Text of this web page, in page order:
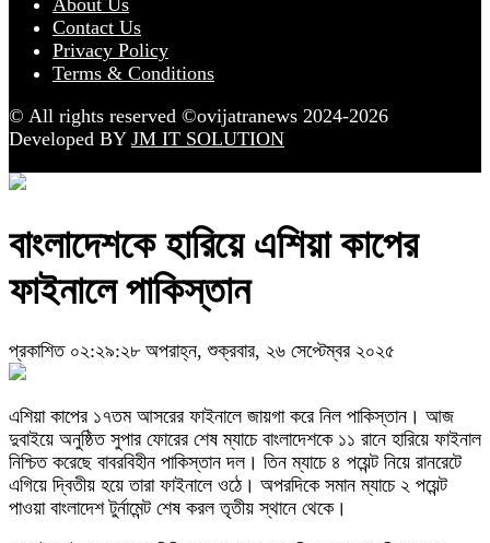
Contact Us
Privacy Policy
Terms & Conditions
© All rights reserved ©ovijatranews 2024-2026
Developed BY JM IT SOLUTION
বাংলাদেশকে হারিয়ে এশিয়া কাপের
ফাইনালে পাকিস্তান
প্রকাশিত ০২:২৯:২৮ অপরাহ্ন, শুক্রবার, ২৬ সেপ্টেম্বর ২০২৫
এশিয়া কাপের ১৭তম আসরের ফাইনালে জায়গা করে নিল পাকিস্তান। আজ
দুবাইয়ে অনুষ্ঠিত সুপার ফোরের শেষ ম্যাচে বাংলাদেশকে ১১ রানে হারিয়ে ফাইনাল
নিশ্চিত করেছে বাবরবিহীন পাকিস্তান দল। তিন ম্যাচে ৪ পয়েন্ট নিয়ে রানরেটে
এগিয়ে দ্বিতীয় হয়ে তারা ফাইনালে ওঠে। অপরদিকে সমান ম্যাচে ২ পয়েন্ট
পাওয়া বাংলাদেশ টুর্নামেন্ট শেষ করল তৃতীয় স্থানে থেকে।